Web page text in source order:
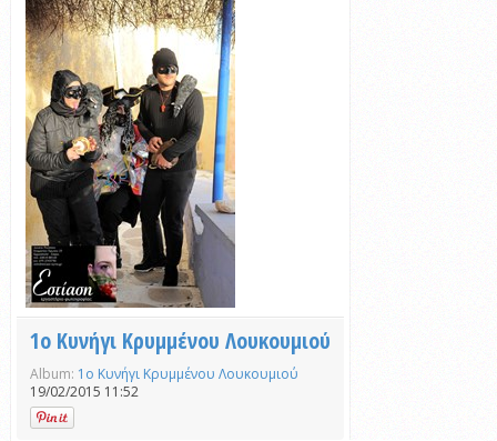
1ο Κυνήγι Κρυμμένου Λουκουμιού
Album: 1ο Κυνήγι Κρυμμένου Λουκουμιού
19/02/2015 11:52